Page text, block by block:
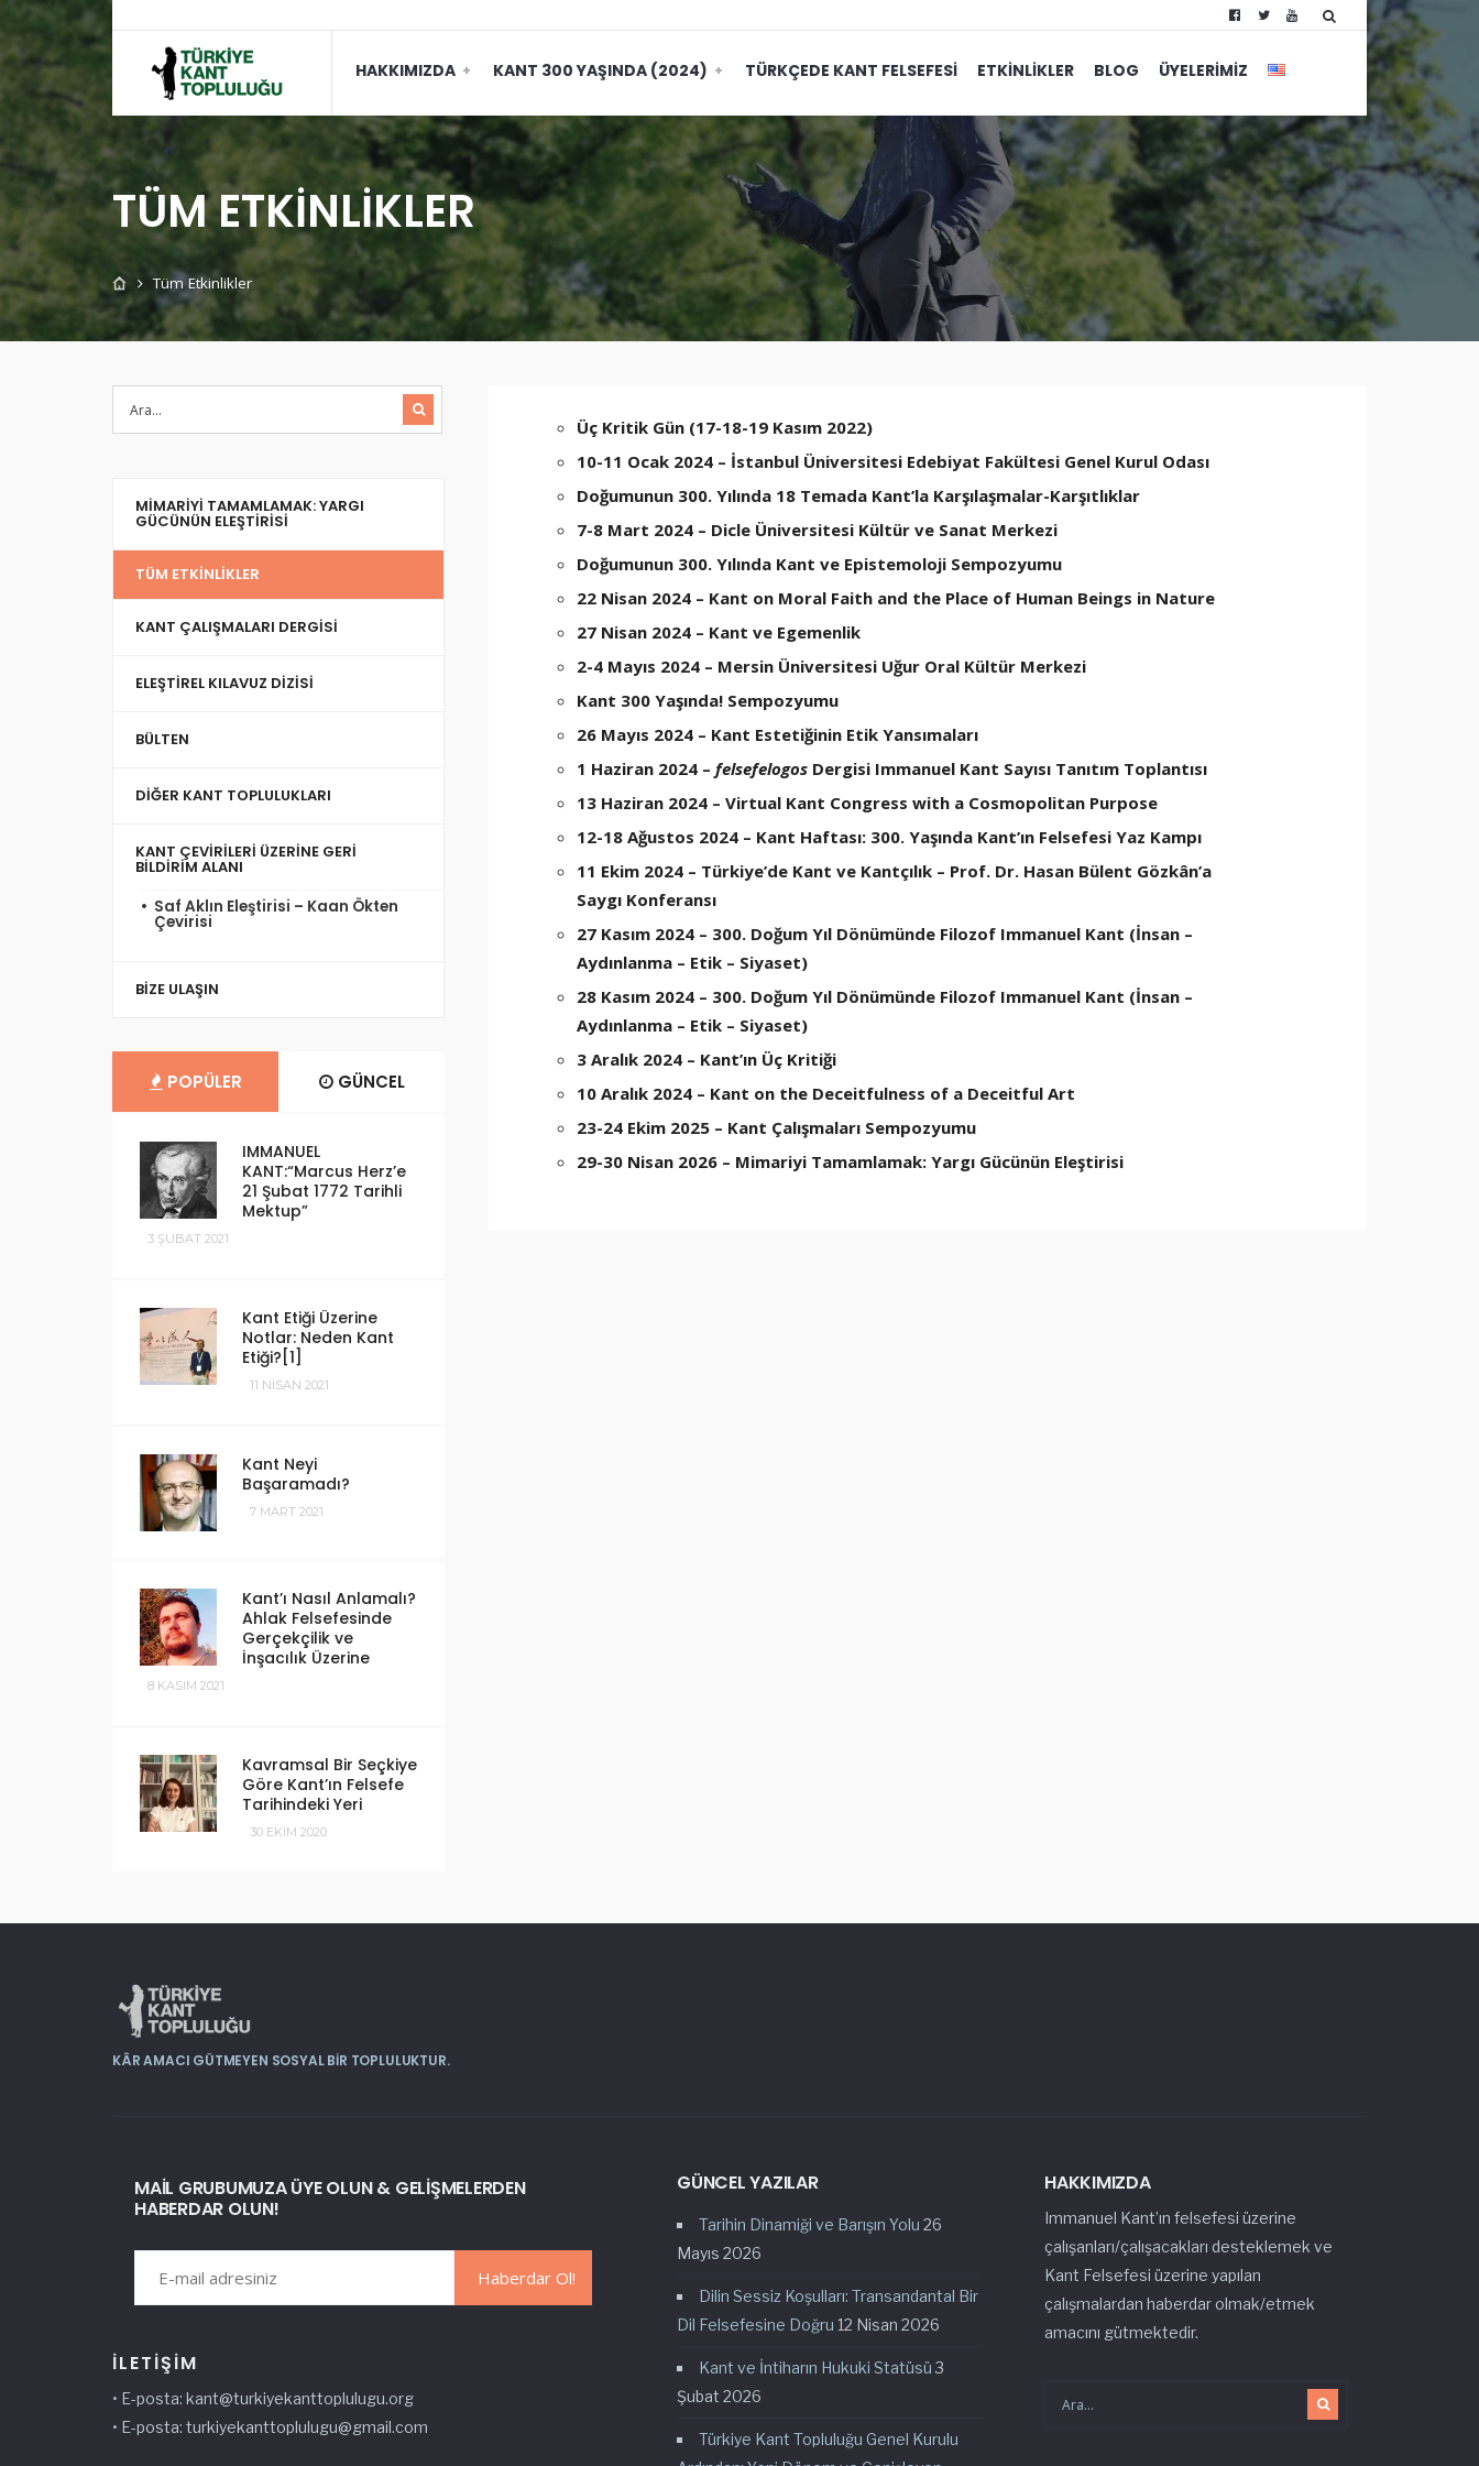
HAKKIMIZDA KANT 300 YAŞINDA (2024) TÜRKÇEDE KANT FELSEFESI ETKINLIKLER BLOG ÜYELERIMIZ
TÜM ETKINLIKLER
Tüm Etkinlikler
Üç Kritik Gün (17-18-19 Kasım 2022)
10-11 Ocak 2024 – İstanbul Üniversitesi Edebiyat Fakültesi Genel Kurul Odası
Doğumunun 300. Yılında 18 Temada Kant’la Karşılaşmalar-Karşıtlıklar
7-8 Mart 2024 – Dicle Üniversitesi Kültür ve Sanat Merkezi
Doğumunun 300. Yılında Kant ve Epistemoloji Sempozyumu
22 Nisan 2024 – Kant on Moral Faith and the Place of Human Beings in Nature
27 Nisan 2024 – Kant ve Egemenlik
2-4 Mayıs 2024 – Mersin Üniversitesi Uğur Oral Kültür Merkezi
Kant 300 Yaşında! Sempozyumu
26 Mayıs 2024 – Kant Estetiğinin Etik Yansımaları
1 Haziran 2024 – felsefelogos Dergisi Immanuel Kant Sayısı Tanıtım Toplantısı
13 Haziran 2024 – Virtual Kant Congress with a Cosmopolitan Purpose
12-18 Ağustos 2024 – Kant Haftası: 300. Yaşında Kant’ın Felsefesi Yaz Kampı
11 Ekim 2024 – Türkiye’de Kant ve Kantçılık – Prof. Dr. Hasan Bülent Gözkân’a
Saygı Konferansı
27 Kasım 2024 – 300. Doğum Yıl Dönümünde Filozof Immanuel Kant (İnsan –
Aydınlanma – Etik – Siyaset)
28 Kasım 2024 – 300. Doğum Yıl Dönümünde Filozof Immanuel Kant (İnsan –
Aydınlanma – Etik – Siyaset)
3 Aralık 2024 – Kant’ın Üç Kritiği
10 Aralık 2024 – Kant on the Deceitfulness of a Deceitful Art
23-24 Ekim 2025 – Kant Çalışmaları Sempozyumu
29-30 Nisan 2026 – Mimariyi Tamamlamak: Yargı Gücünün Eleştirisi
MIMARIYI TAMAMLAMAK: YARGI
GÜCÜNÜN ELEŞTIRISI
TÜM ETKINLIKLER
KANT ÇALIŞMALARI DERGISI
ELEŞTIREL KILAVUZ DIZISI
BÜLTEN
DIĞER KANT TOPLULUKLARI
KANT ÇEVIRILERI ÜZERINE GERI
BILDIRIM ALANI
Saf Aklın Eleştirisi – Kaan Ökten
Çevirisi
BIZE ULAŞIN
POPÜLER GÜNCEL
IMMANUEL
KANT:“Marcus Herz’e
21 Şubat 1772 Tarihli
Mektup”
3 ŞUBAT 2021
Kant Etiği Üzerine
Notlar: Neden Kant
Etiği?[1]
11 NISAN 2021
Kant Neyi
Başaramadı?
7 MART 2021
Kant’ı Nasıl Anlamalı?
Ahlak Felsefesinde
Gerçekçilik ve
İnşacılık Üzerine
8 KASIM 2021
Kavramsal Bir Seçkiye
Göre Kant’ın Felsefe
Tarihindeki Yeri
30 EKIM 2020
KÂR AMACI GÜTMEYEN SOSYAL BIR TOPLULUKTUR.
MAIL GRUBUMUZA ÜYE OLUN & GELIŞMELERDEN
HABERDAR OLUN!
İLETIŞIM
• E-posta: kant@turkiyekanttoplulugu.org
• E-posta: turkiyekanttoplulugu@gmail.com
GÜNCEL YAZILAR
Tarihin Dinamiği ve Barışın Yolu 26
Mayıs 2026
Dilin Sessiz Koşulları: Transandantal Bir
Dil Felsefesine Doğru 12 Nisan 2026
Kant ve İntiharın Hukuki Statüsü 3
Şubat 2026
Türkiye Kant Topluluğu Genel Kurulu
HAKKIMIZDA
Immanuel Kant’ın felsefesi üzerine
çalışanları/çalışacakları desteklemek ve
Kant Felsefesi üzerine yapılan
çalışmalardan haberdar olmak/etmek
amacını gütmektedir.